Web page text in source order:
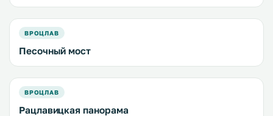
ВРОЦЛАВ
Песочный мост
ВРОЦЛАВ
Рацлавицкая панорама